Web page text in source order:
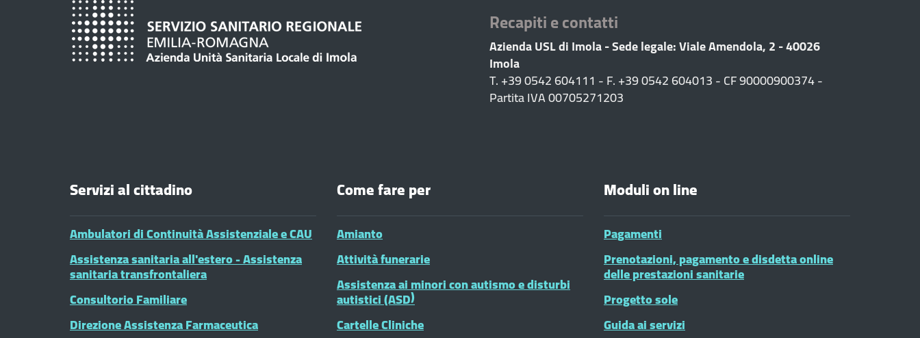
Recapiti e contatti
Azienda USL di Imola - Sede legale: Viale Amendola, 2 - 40026
Imola
T. +39 0542 604111 - F. +39 0542 604013 - CF 90000900374 -
Partita IVA 00705271203
Servizi al cittadino
Ambulatori di Continuità Assistenziale e CAU
Assistenza sanitaria all'estero - Assistenza
sanitaria transfrontaliera
Consultorio Familiare
Direzione Assistenza Farmaceutica
Come fare per
Amianto
Attività funerarie
Assistenza ai minori con autismo e disturbi
autistici (ASD)
Cartelle Cliniche
Moduli on line
Pagamenti
Prenotazioni, pagamento e disdetta online
delle prestazioni sanitarie
Progetto sole
Guida ai servizi